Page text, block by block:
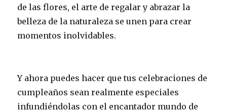
de las flores, el arte de regalar y abrazar la
belleza de la naturaleza se unen para crear
momentos inolvidables.
Y ahora puedes hacer que tus celebraciones de
cumpleaños sean realmente especiales
infundiéndolas con el encantador mundo de